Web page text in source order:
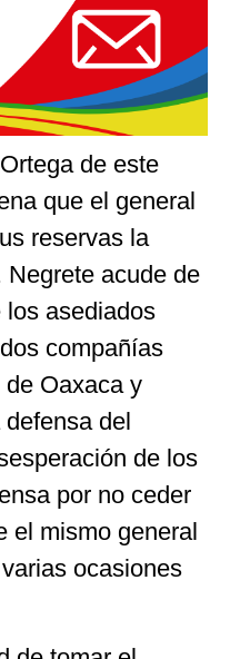
de este
que el general
reservas la
acude de
los asediados
compañías
Oaxaca y
del
de los
por no ceder
el mismo general
ocasiones